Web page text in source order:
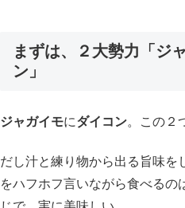
まずは、２大勢力「ジ
ン」
ジャガイモにダイコン。この２
だし汁と練り物から出る旨味を
をハフホフ言いながら食べるの